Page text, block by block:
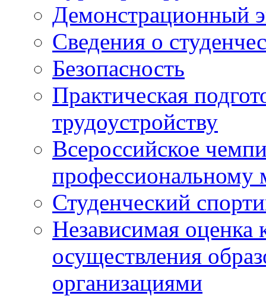
Демонстрационный
Сведения о
Безопасность
Практическая
трудоустройству
Всероссийское
профессиональному
Студенческий
Независимая оценка
осуществления
организациями